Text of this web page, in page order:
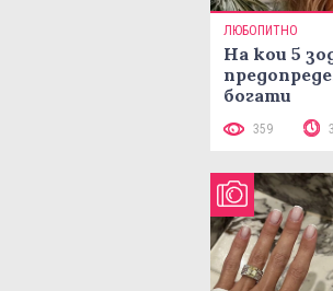
ЛЮБОПИТНО
На кои 5
богати
359